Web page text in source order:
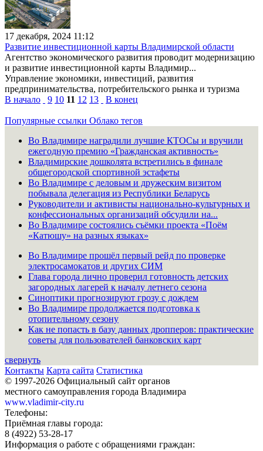
17 декабря, 2024 11:12
Развитие инвестиционной карты Владимирской области
Агентство экономического развития проводит модернизацию
и развитие инвестиционной карты Владимир...
Управление экономики, инвестиций, развития
предпринимательства, потребительского рынка и туризма
В начало
9 10 11 12 13 В конец
Популярные ссылки Облако тегов
Во Владимире наградили лучшие КТОСы и вручили
ежегодную премию «Гражданская активность»
Владимирские дошколята встретились в финале
общегородской спортивной эстафеты
Во Владимире с деловым и дружеским визитом
побывала делегация из Республики Беларусь
Руководители и активисты национально-культурных и
конфессиональных организаций обсудили на...
Во Владимире состоялись съёмки проекта «Поём
«Катюшу» на разных языках»
Во Владимире прошёл первый рейд по проверке
электросамокатов и других СИМ
Глава города лично проверил готовность детских
загородных лагерей к началу летнего сезона
Синоптики прогнозируют грозу с дождем
Во Владимире продолжается подготовка к
отопительному сезону
Как не попасть в базу данных дропперов: практические
советы для пользователей банковских карт
свернуть
Контакты Карта сайта Статистика
© 1997-2026 Официальный сайт органов
местного самоуправления города Владимира
www.vladimir-city.ru
Телефоны:
Приёмная главы города:
8 (4922) 53-28-17
Информация о работе с обращениями граждан: